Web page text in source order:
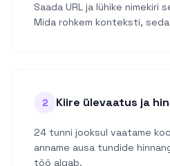
Saada URL ja lühike nimekiri
Mida rohkem konteksti, seda
2 Kiire ülevaatus ja
24 tunni jooksul vaatame
anname ausa tundide
töö algab.